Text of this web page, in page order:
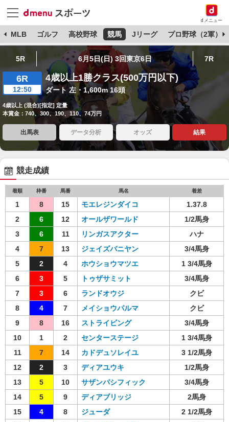
dメニュー
MLB ゴルフ 高校野球 競馬 Jリーグ プロ野球（2軍）
5R 6月5日(日) 3回東京6日 7R
6R
12:50
4歳以上1勝クラス(500万円以下)
ダート 左・1,600m 16頭
4歳以上 (混合)[指定] 定量
本賞金：740、300、190、110、74万円
出馬表 データ分析 オッズ 結果
競走成績
着順 枠番 馬番 馬名 着差
1 8 15 モエレジンダイコ
1.37.8
2
6 12 オールザワールド
1/2馬身
3
6 11 リンガスアクター
ハナ
4
7 13 ジェイズバニヤン
3/4馬身
5
2 4 ホウショウマツエ
1 3/4馬身
6
3 5 トゥザサミット
3/4馬身
7
3 6 ランドオウジ
クビ
8
4 7 メイショウパルマ
クビ
9
8 16 ストライビング
3/4馬身
10
1 2 センターステージ
1 3/4馬身
11
7 14 カドデュソレイユ
3 1/2馬身
12
2 3 ディアユウキ
1/2馬身
13
5 10 サザンパシフィック
3/4馬身
14
5 9 ディアブリッジ
2馬身
15
4 8 ジューダ
2 1/2馬身